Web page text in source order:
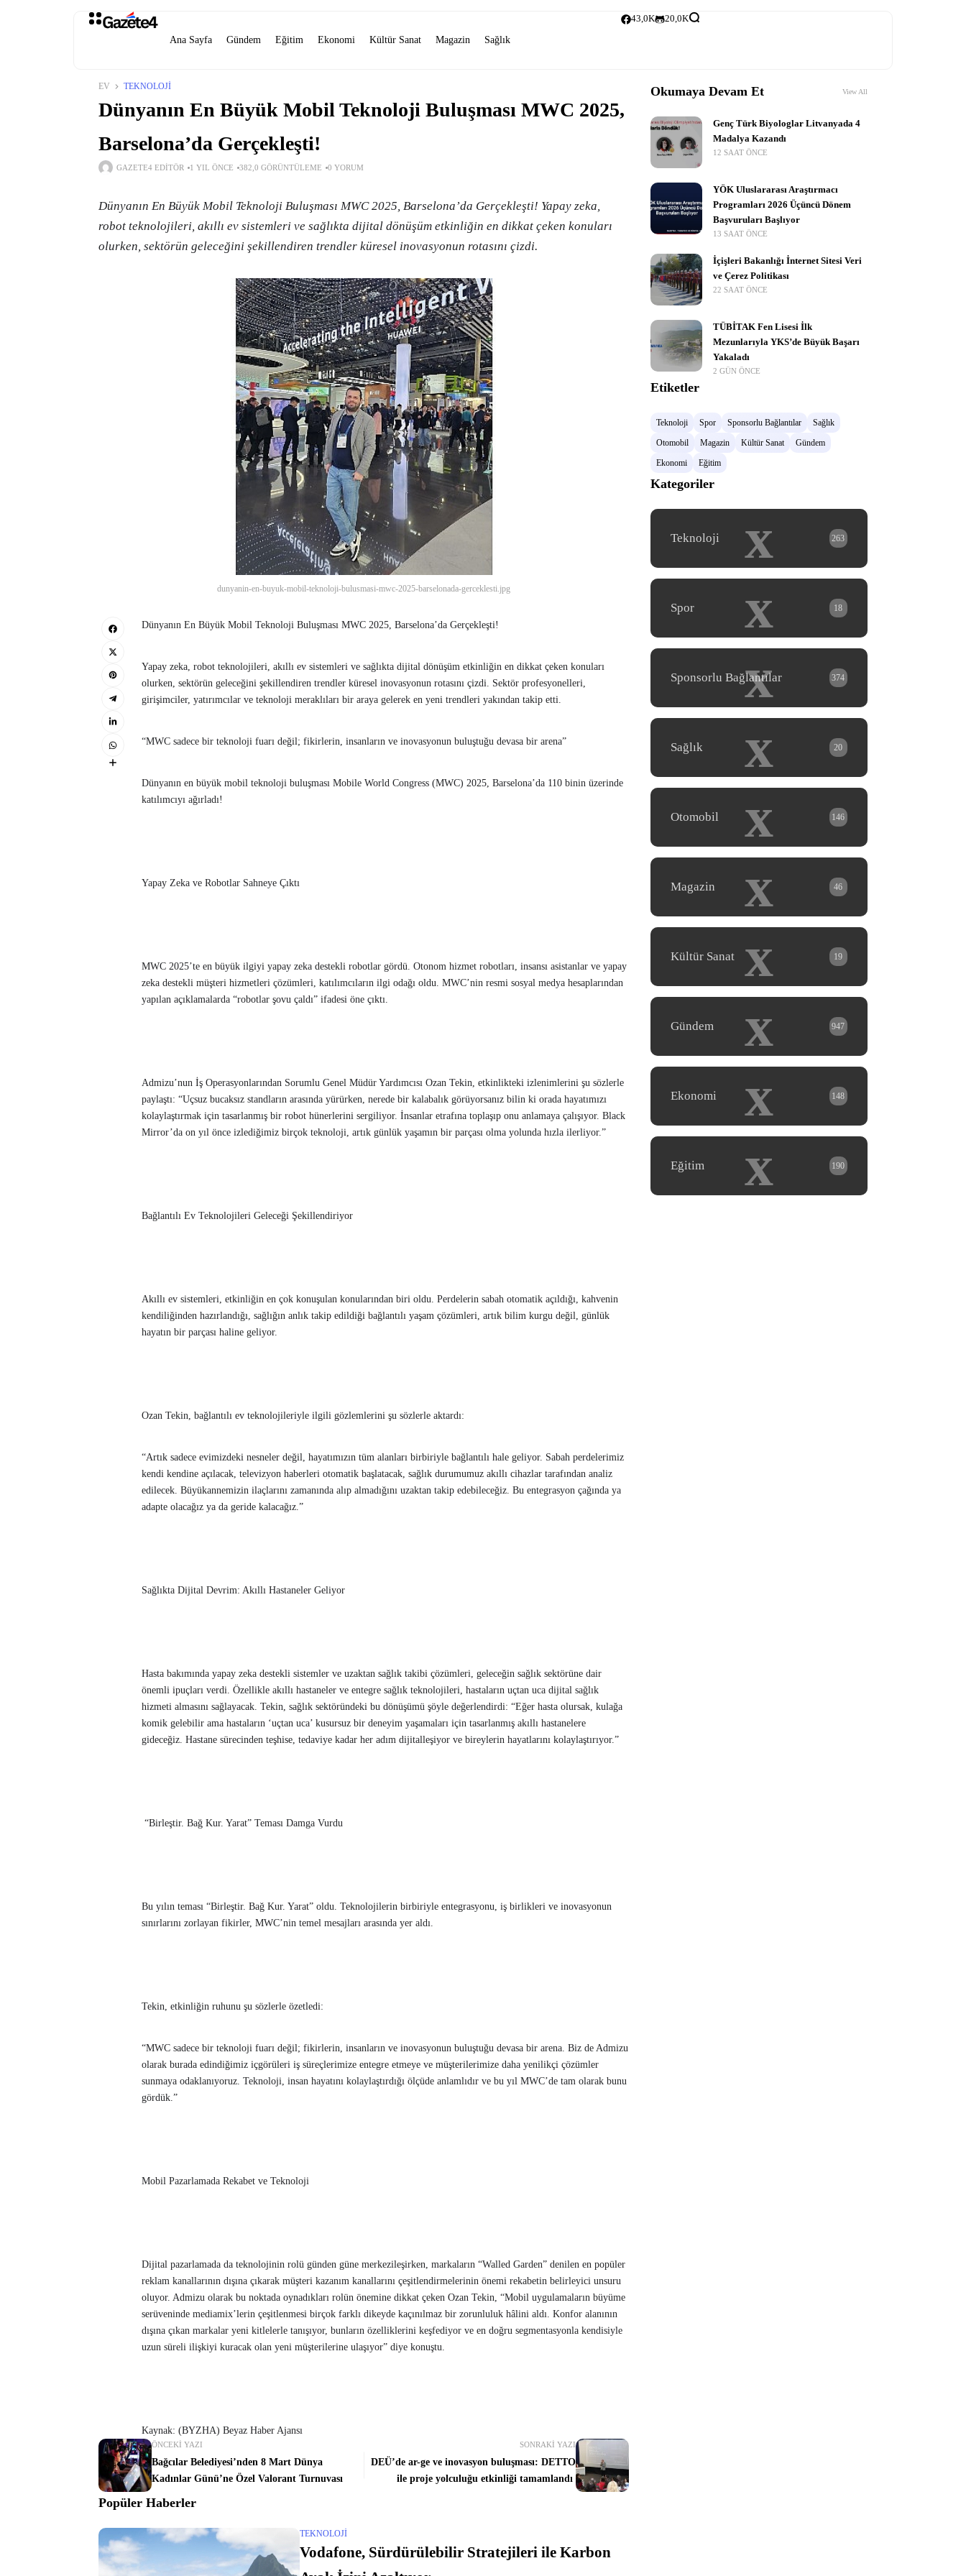
Ana Sayfa Gündem Eğitim Ekonomi Kültür Sanat Magazin Sağlık
43,0K 20,0K
EV TEKNOLOJI
Dünyanın En Büyük Mobil Teknoloji Buluşması MWC 2025,
Barselona’da Gerçekleşti!
GAZETE4 EDITÖR 1 YIL ÖNCE 382,0 GÖRÜNTÜLEME 0 YORUM
Dünyanın En Büyük Mobil Teknoloji Buluşması MWC 2025, Barselona’da Gerçekleşti! Yapay zeka,
robot teknolojileri, akıllı ev sistemleri ve sağlıkta dijital dönüşüm etkinliğin en dikkat çeken konuları
olurken, sektörün geleceğini şekillendiren trendler küresel inovasyonun rotasını çizdi.
dunyanin-en-buyuk-mobil-teknoloji-bulusmasi-mwc-2025-barselonada-gerceklesti.jpg
Dünyanın En Büyük Mobil Teknoloji Buluşması MWC 2025, Barselona’da Gerçekleşti!
Yapay zeka, robot teknolojileri, akıllı ev sistemleri ve sağlıkta dijital dönüşüm etkinliğin en dikkat çeken konuları
olurken, sektörün geleceğini şekillendiren trendler küresel inovasyonun rotasını çizdi. Sektör profesyonelleri,
girişimciler, yatırımcılar ve teknoloji meraklıları bir araya gelerek en yeni trendleri yakından takip etti.
“MWC sadece bir teknoloji fuarı değil; fikirlerin, insanların ve inovasyonun buluştuğu devasa bir arena”
Dünyanın en büyük mobil teknoloji buluşması Mobile World Congress (MWC) 2025, Barselona’da 110 binin üzerinde
katılımcıyı ağırladı!
Yapay Zeka ve Robotlar Sahneye Çıktı
MWC 2025’te en büyük ilgiyi yapay zeka destekli robotlar gördü. Otonom hizmet robotları, insansı asistanlar ve yapay
zeka destekli müşteri hizmetleri çözümleri, katılımcıların ilgi odağı oldu. MWC’nin resmi sosyal medya hesaplarından
yapılan açıklamalarda “robotlar şovu çaldı” ifadesi öne çıktı.
Admizu’nun İş Operasyonlarından Sorumlu Genel Müdür Yardımcısı Ozan Tekin, etkinlikteki izlenimlerini şu sözlerle
paylaştı: “Uçsuz bucaksız standların arasında yürürken, nerede bir kalabalık görüyorsanız bilin ki orada hayatımızı
kolaylaştırmak için tasarlanmış bir robot hünerlerini sergiliyor. İnsanlar etrafına toplaşıp onu anlamaya çalışıyor. Black
Mirror’da on yıl önce izlediğimiz birçok teknoloji, artık günlük yaşamın bir parçası olma yolunda hızla ilerliyor.”
Bağlantılı Ev Teknolojileri Geleceği Şekillendiriyor
Akıllı ev sistemleri, etkinliğin en çok konuşulan konularından biri oldu. Perdelerin sabah otomatik açıldığı, kahvenin
kendiliğinden hazırlandığı, sağlığın anlık takip edildiği bağlantılı yaşam çözümleri, artık bilim kurgu değil, günlük
hayatın bir parçası haline geliyor.
Ozan Tekin, bağlantılı ev teknolojileriyle ilgili gözlemlerini şu sözlerle aktardı:
“Artık sadece evimizdeki nesneler değil, hayatımızın tüm alanları birbiriyle bağlantılı hale geliyor. Sabah perdelerimiz
kendi kendine açılacak, televizyon haberleri otomatik başlatacak, sağlık durumumuz akıllı cihazlar tarafından analiz
edilecek. Büyükannemizin ilaçlarını zamanında alıp almadığını uzaktan takip edebileceğiz. Bu entegrasyon çağında ya
adapte olacağız ya da geride kalacağız.”
Sağlıkta Dijital Devrim: Akıllı Hastaneler Geliyor
Hasta bakımında yapay zeka destekli sistemler ve uzaktan sağlık takibi çözümleri, geleceğin sağlık sektörüne dair
önemli ipuçları verdi. Özellikle akıllı hastaneler ve entegre sağlık teknolojileri, hastaların uçtan uca dijital sağlık
hizmeti almasını sağlayacak. Tekin, sağlık sektöründeki bu dönüşümü şöyle değerlendirdi: “Eğer hasta olursak, kulağa
komik gelebilir ama hastaların ‘uçtan uca’ kusursuz bir deneyim yaşamaları için tasarlanmış akıllı hastanelere
gideceğiz. Hastane sürecinden teşhise, tedaviye kadar her adım dijitalleşiyor ve bireylerin hayatlarını kolaylaştırıyor.”
“Birleştir. Bağ Kur. Yarat” Teması Damga Vurdu
Bu yılın teması “Birleştir. Bağ Kur. Yarat” oldu. Teknolojilerin birbiriyle entegrasyonu, iş birlikleri ve inovasyonun
sınırlarını zorlayan fikirler, MWC’nin temel mesajları arasında yer aldı.
Tekin, etkinliğin ruhunu şu sözlerle özetledi:
“MWC sadece bir teknoloji fuarı değil; fikirlerin, insanların ve inovasyonun buluştuğu devasa bir arena. Biz de Admizu
olarak burada edindiğimiz içgörüleri iş süreçlerimize entegre etmeye ve müşterilerimize daha yenilikçi çözümler
sunmaya odaklanıyoruz. Teknoloji, insan hayatını kolaylaştırdığı ölçüde anlamlıdır ve bu yıl MWC’de tam olarak bunu
gördük.”
Mobil Pazarlamada Rekabet ve Teknoloji
Dijital pazarlamada da teknolojinin rolü günden güne merkezileşirken, markaların “Walled Garden” denilen en popüler
reklam kanallarının dışına çıkarak müşteri kazanım kanallarını çeşitlendirmelerinin önemi rekabetin belirleyici unsuru
oluyor. Admizu olarak bu noktada oynadıkları rolün önemine dikkat çeken Ozan Tekin, “Mobil uygulamaların büyüme
serüveninde mediamix’lerin çeşitlenmesi birçok farklı dikeyde kaçınılmaz bir zorunluluk hâlini aldı. Konfor alanının
dışına çıkan markalar yeni kitlelerle tanışıyor, bunların özelliklerini keşfediyor ve en doğru segmentasyonla kendisiyle
uzun süreli ilişkiyi kuracak olan yeni müşterilerine ulaşıyor” diye konuştu.
Kaynak: (BYZHA) Beyaz Haber Ajansı
ÖNCEKI YAZI
Bağcılar Belediyesi’nden 8 Mart Dünya
Kadınlar Günü’ne Özel Valorant Turnuvası
SONRAKI YAZI
DEÜ’de ar-ge ve inovasyon buluşması: DETTO
ile proje yolculuğu etkinliği tamamlandı
Popüler Haberler
TEKNOLOJI
Vodafone, Sürdürülebilir Stratejileri ile Karbon
Okumaya Devam Et View All
Genç Türk Biyologlar Litvanyada 4
Madalya Kazandı
12 SAAT ÖNCE
YÖK Uluslararası Araştırmacı
Programları 2026 Üçüncü Dönem
Başvuruları Başlıyor
13 SAAT ÖNCE
İçişleri Bakanlığı İnternet Sitesi Veri
ve Çerez Politikası
22 SAAT ÖNCE
TÜBİTAK Fen Lisesi İlk
Mezunlarıyla YKS’de Büyük Başarı
Yakaladı
2 GÜN ÖNCE
Etiketler
Teknoloji Spor Sponsorlu Bağlantılar
Sağlık
Otomobil
Magazin Kültür Sanat
Gündem
Ekonomi
Eğitim
Kategoriler
x
Teknoloji 263
x
Spor 18
x
Sponsorlu Bağlantılar 374
x
Sağlık 20
x
Otomobil 146
x
Magazin 46
x
Kültür Sanat 19
x
Gündem 947
x
Ekonomi 148
x
Eğitim 190